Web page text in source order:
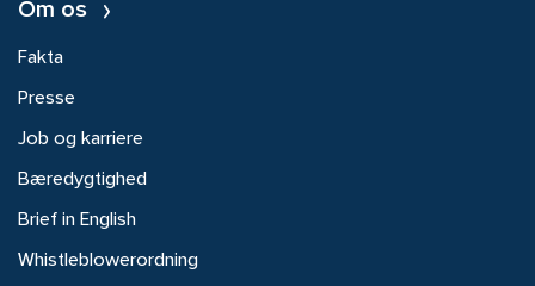
Om os
Fakta
Presse
Job og karriere
Bæredygtighed
Brief in English
Whistleblowerordning